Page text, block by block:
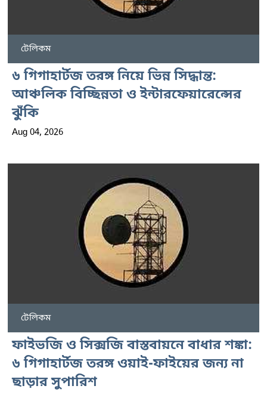
টেলিকম
৬ গিগাহার্টজ তরঙ্গ নিয়ে ভিন্ন সিদ্ধান্ত:
আঞ্চলিক বিচ্ছিন্নতা ও ইন্টারফেয়ারেন্সের
ঝুঁকি
Aug 04, 2026
টেলিকম
ফাইভজি ও সিক্সজি বাস্তবায়নে বাধার শঙ্কা:
৬ গিগাহার্টজ তরঙ্গ ওয়াই-ফাইয়ের জন্য না
ছাড়ার সুপারিশ